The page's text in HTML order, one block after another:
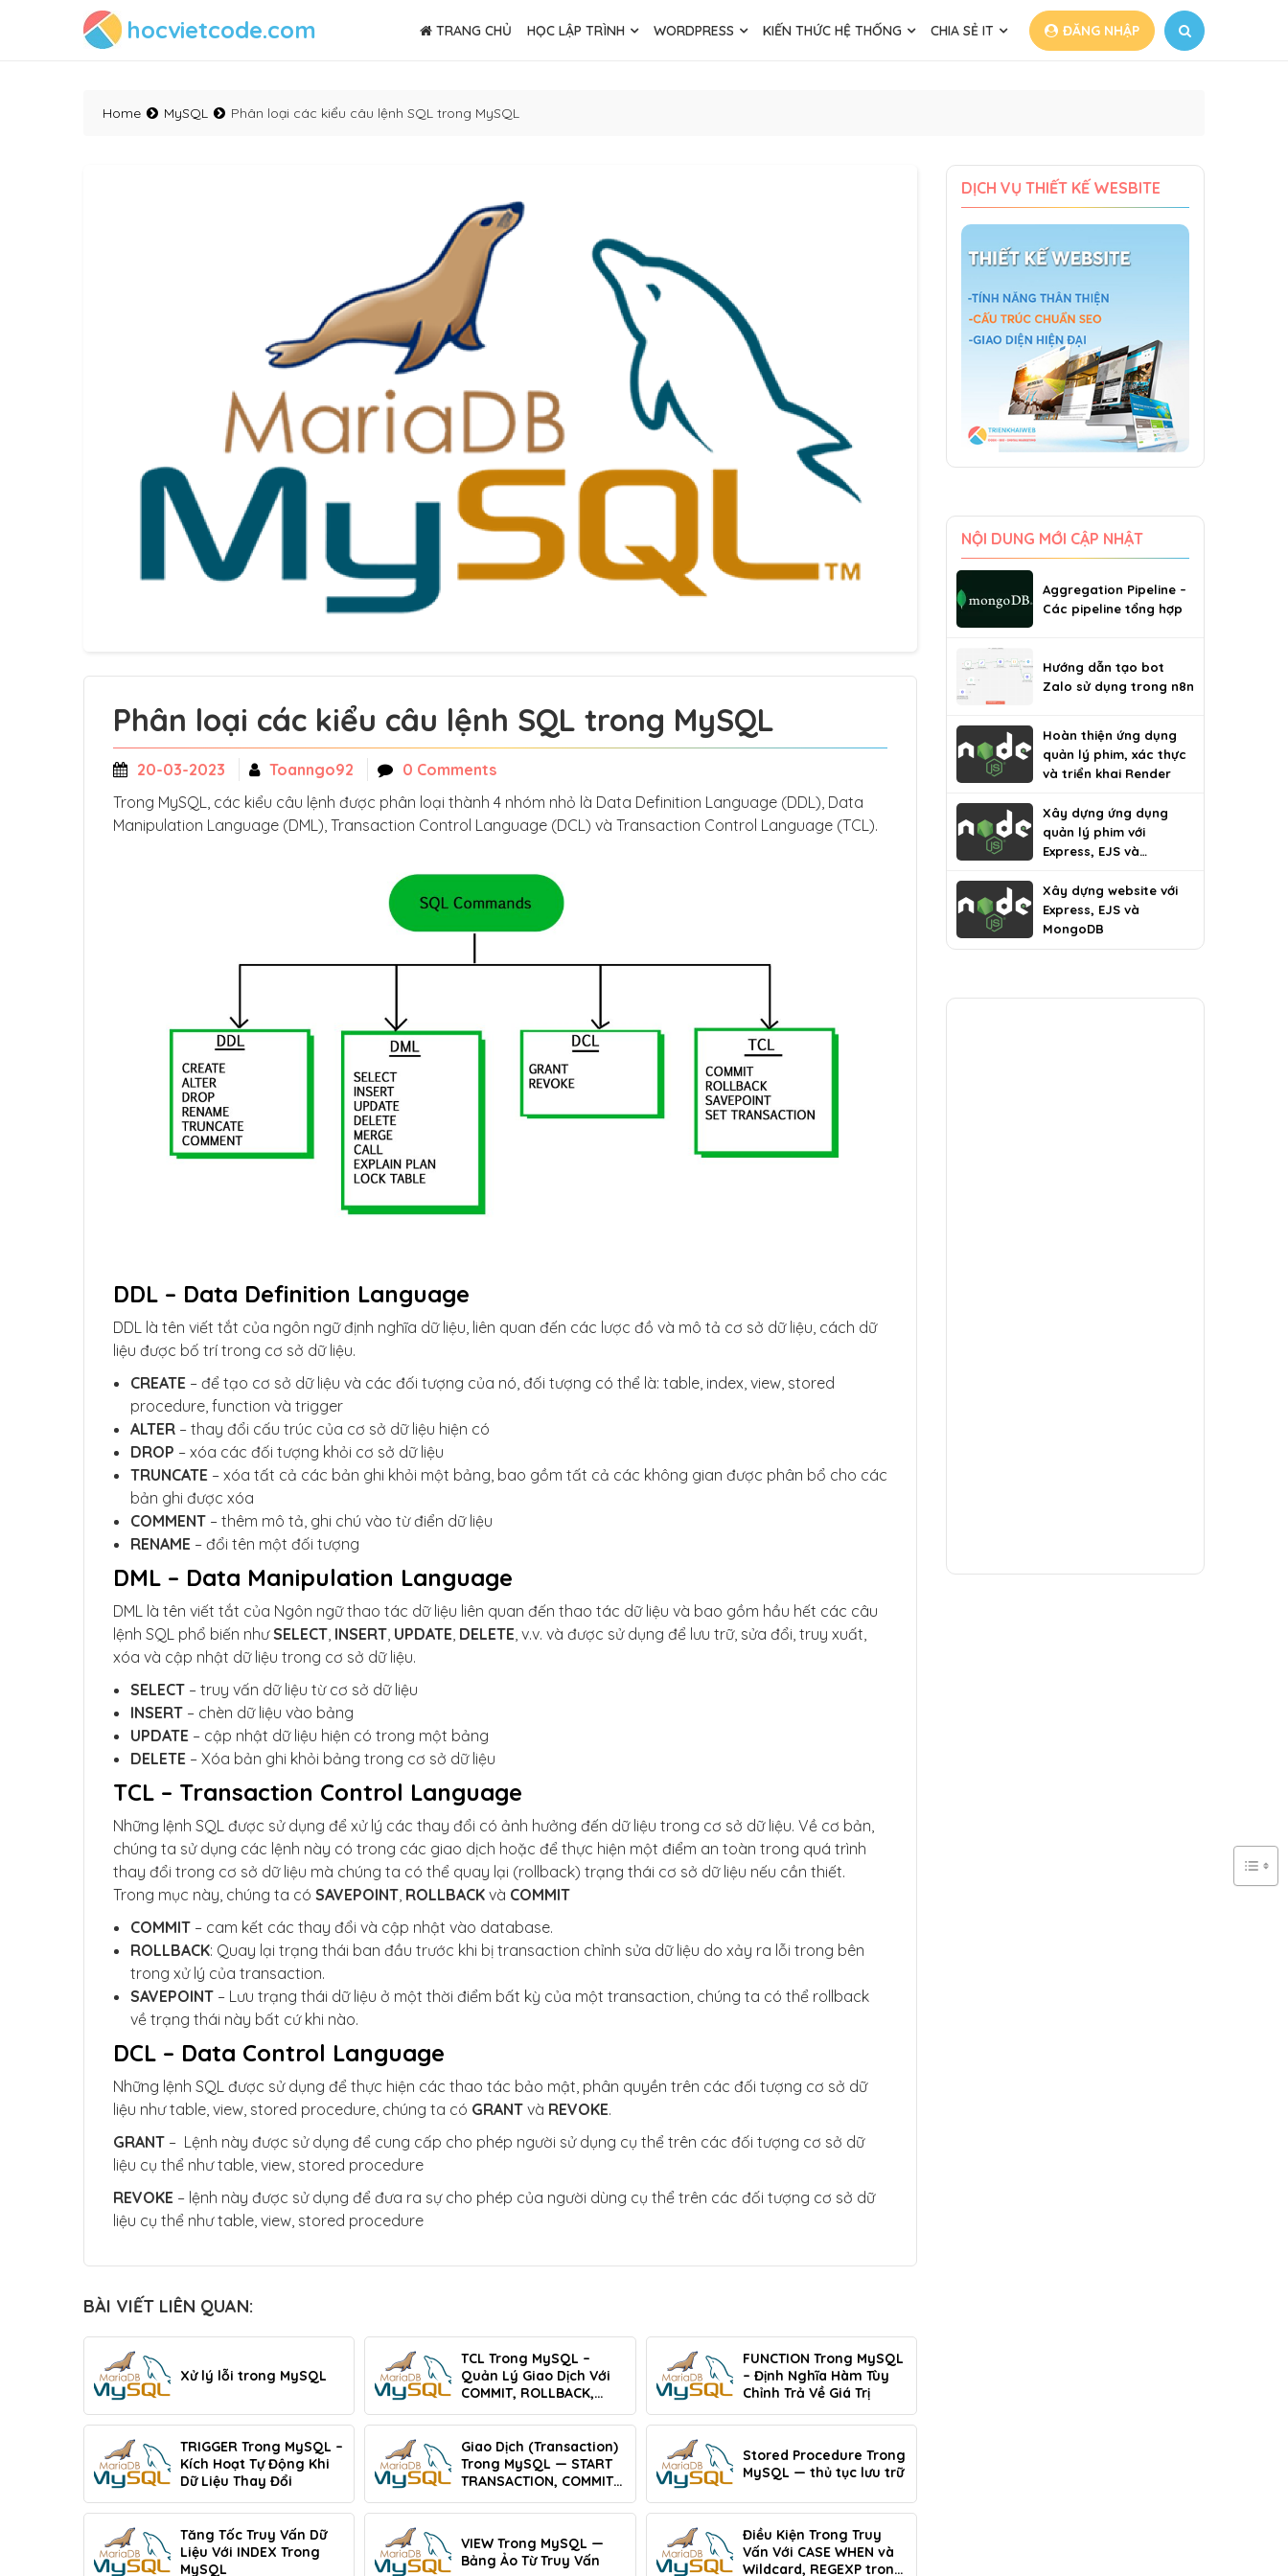
hocvietcode.com TRANG CHỦ HỌC LẬP TRÌNH WORDPRESS KIẾN THỨC HỆ THỐNG CHIA SẺ IT ĐĂNG NHẬP
Home MySQL Phân loại các kiểu câu lệnh SQL trong MySQL
Phân loại các kiểu câu lệnh SQL trong MySQL
20-03-2023 Toanngo92
0 Comments
Trong MySQL, các kiểu câu lệnh được phân loại thành 4 nhóm nhỏ là Data Definition Language (DDL), Data
Manipulation Language (DML), Transaction Control Language (DCL) và Transaction Control Language (TCL).
DDL – Data Definition Language
DDL là tên viết tắt của ngôn ngữ định nghĩa dữ liệu, liên quan đến các lược đồ và mô tả cơ sở dữ liệu, cách dữ
liệu được bố trí trong cơ sở dữ liệu.
CREATE – để tạo cơ sở dữ liệu và các đối tượng của nó, đối tượng có thể là: table, index, view, stored
procedure, function và trigger
ALTER – thay đổi cấu trúc của cơ sở dữ liệu hiện có
DROP – xóa các đối tượng khỏi cơ sở dữ liệu
TRUNCATE – xóa tất cả các bản ghi khỏi một bảng, bao gồm tất cả các không gian được phân bổ cho các
bản ghi được xóa
COMMENT – thêm mô tả, ghi chú ​​vào từ điển dữ liệu
RENAME – đổi tên một đối tượng
DML – Data Manipulation Language
DML là tên viết tắt của Ngôn ngữ thao tác dữ liệu liên quan đến thao tác dữ liệu và bao gồm hầu hết các câu
lệnh SQL phổ biến nhưSELECT, INSERT, UPDATE, DELETE, v.v. và được sử dụng để lưu trữ, sửa đổi, truy xuất,
xóa và cập nhật dữ liệu trong cơ sở dữ liệu.
SELECT – truy vấn dữ liệu từ cơ sở dữ liệu
INSERT – chèn dữ liệu vào bảng
UPDATE – cập nhật dữ liệu hiện có trong một bảng
DELETE – Xóa bản ghi khỏi bảng trong cơ sở dữ liệu
TCL – Transaction Control Language
Những lệnh SQL được sử dụng để xử lý các thay đổi có ảnh hưởng đến dữ liệu trong cơ sở dữ liệu. Về cơ bản,
chúng ta sử dụng các lệnh này có trong các giao dịch hoặc để thực hiện một điểm an toàn trong quá trình
thay đổi trong cơ sở dữ liệu mà chúng ta có thể quay lại (rollback) trạng thái cơ sở dữ liệu nếu cần thiết.
Trong mục này, chúng ta có SAVEPOINT, ROLLBACK và COMMIT
COMMIT – cam kết các thay đổi và cập nhật vào database.
ROLLBACK: Quay lại trạng thái ban đầu trước khi bị transaction chỉnh sửa dữ liệu do xảy ra lỗi trong bên
trong xử lý của transaction.
SAVEPOINT – Lưu trạng thái dữ liệu ở một thời điểm bất kỳ của một transaction, chúng ta có thể rollback
về trạng thái này bất cứ khi nào.
DCL – Data Control Language
Những lệnh SQL được sử dụng để thực hiện các thao tác bảo mật, phân quyền trên các đối tượng cơ sở dữ
liệu như table, view, stored procedure, chúng ta có GRANT và REVOKE.
GRANT – Lệnh này được sử dụng để cung cấp cho phép người sử dụng cụ thể trên các đối tượng cơ sở dữ
liệu cụ thể như table, view, stored procedure
REVOKE – lệnh này được sử dụng để đưa ra sự cho phép của người dùng cụ thể trên các đối tượng cơ sở dữ
liệu cụ thể như table, view, stored procedure
BÀI VIẾT LIÊN QUAN:
Xử lý lỗi trong MySQL
TCL Trong MySQL –
Quản Lý Giao Dịch Với
COMMIT, ROLLBACK,
SAVEPOINT
FUNCTION Trong MySQL
– Định Nghĩa Hàm Tùy
Chỉnh Trả Về Giá Trị
TRIGGER Trong MySQL –
Kích Hoạt Tự Động Khi
Dữ Liệu Thay Đổi
Giao Dịch (Transaction)
Trong MySQL — START
TRANSACTION, COMMIT,
ROLLBACK
Stored Procedure Trong
MySQL — thủ tục lưu trữ
Tăng Tốc Truy Vấn Dữ
Liệu Với INDEX Trong
MySQL
VIEW Trong MySQL —
Bảng Ảo Từ Truy Vấn
Điều Kiện Trong Truy
Vấn Với CASE WHEN và
Wildcard, REGEXP trong
DỊCH VỤ THIẾT KẾ WESBITE
NỘI DUNG MỚI CẬP NHẬT
Aggregation Pipeline –
Các pipeline tổng hợp
Hướng dẫn tạo bot
Zalo sử dụng trong n8n
Hoàn thiện ứng dụng
quản lý phim, xác thực
và triển khai Render
Xây dựng ứng dụng
quản lý phim với
Express, EJS và
Xây dựng website với
Express, EJS và
MongoDB